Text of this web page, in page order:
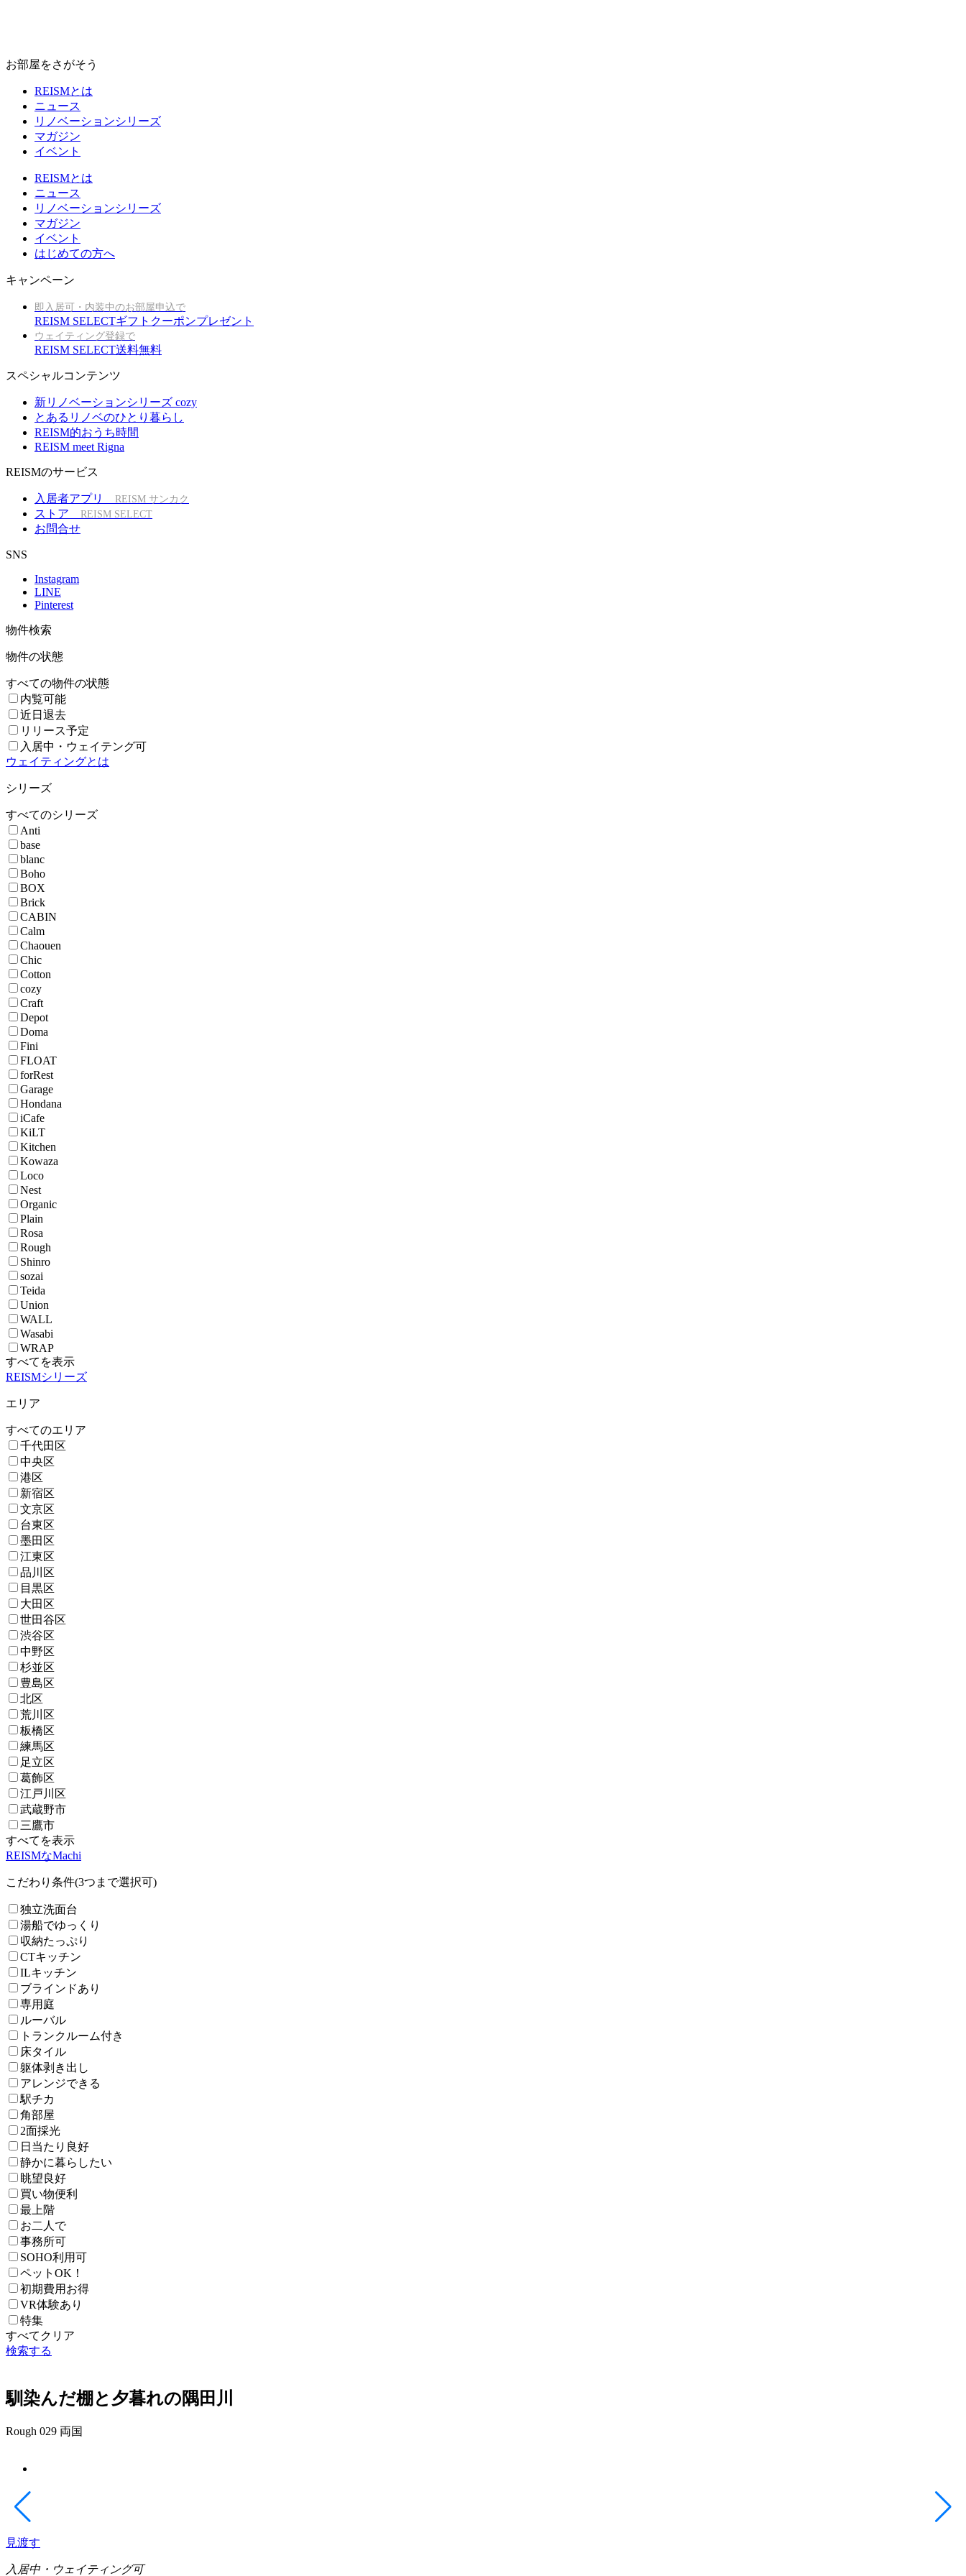
お部屋をさがそう
REISMとは
ニュース
リノベーションシリーズ
マガジン
イベント
REISMとは
ニュース
リノベーションシリーズ
マガジン
イベント
はじめての方へ
キャンペーン
即入居可・内装中のお部屋申込で
REISM SELECTギフトクーポンプレゼント
ウェイティング登録で
REISM SELECT送料無料
スペシャルコンテンツ
新リノベーションシリーズ cozy
とあるリノベのひとり暮らし
REISM的おうち時間
REISM meet Rigna
REISMのサービス
入居者アプリ REISM サンカク
ストア REISM SELECT
お問合せ
SNS
Instagram
LINE
Pinterest
物件検索
物件の状態
すべての物件の状態
内覧可能
近日退去
リリース予定
入居中・ウェイテング可
ウェイティングとは
シリーズ
すべてのシリーズ
Anti
base
blanc
Boho
BOX
Brick
CABIN
Calm
Chaouen
Chic
Cotton
cozy
Craft
Depot
Doma
Fini
FLOAT
forRest
Garage
Hondana
iCafe
KiLT
Kitchen
Kowaza
Loco
Nest
Organic
Plain
Rosa
Rough
Shinro
sozai
Teida
Union
WALL
Wasabi
WRAP
すべてを表示
REISMシリーズ
エリア
すべてのエリア
千代田区
中央区
港区
新宿区
文京区
台東区
墨田区
江東区
品川区
目黒区
大田区
世田谷区
渋谷区
中野区
杉並区
豊島区
北区
荒川区
板橋区
練馬区
足立区
葛飾区
江戸川区
武蔵野市
三鷹市
すべてを表示
REISMなMachi
こだわり条件(3つまで選択可)
独立洗面台
湯船でゆっくり
収納たっぷり
CTキッチン
ILキッチン
ブラインドあり
専用庭
ルーバル
トランクルーム付き
床タイル
躯体剥き出し
アレンジできる
駅チカ
角部屋
2面採光
日当たり良好
静かに暮らしたい
眺望良好
買い物便利
最上階
お二人で
事務所可
SOHO利用可
ペットOK！
初期費用お得
VR体験あり
特集
すべてクリア
検索する
馴染んだ棚と夕暮れの隅田川
Rough 029 両国
見渡す
入居中・ウェイティング可